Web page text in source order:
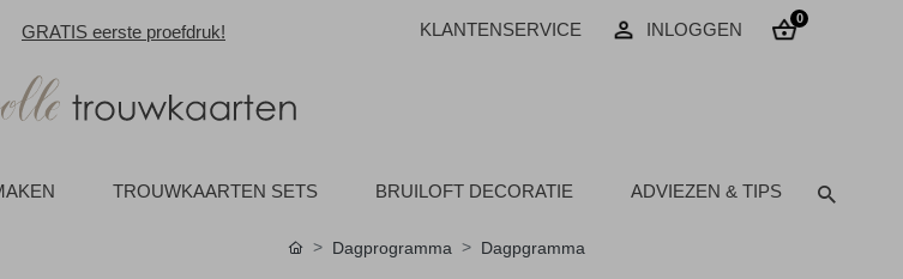
GRATIS eerste proefdruk! KLANTENSERVICE INLOGGEN
0
TROUWKAARTEN SETS BRUILOFT DECORATIE ADVIEZEN & TIPS
Dagprogramma Dagpgramma